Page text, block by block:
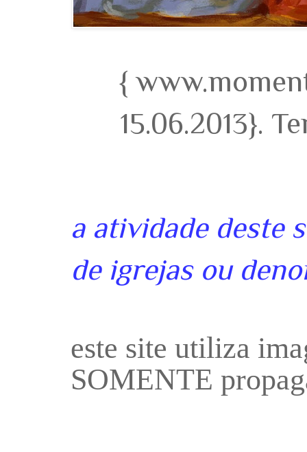
{
15.06.2013}.
a atividade deste
de igrejas ou
este site utiliza
SOMENTE